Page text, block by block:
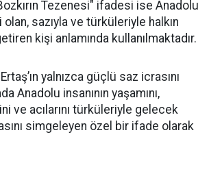
Tezenesi" ifadesi ise Anadolu
olan, sazıyla ve türküleriyle halkın
kişi anlamında kullanılmaktadır.
yalnızca güçlü saz icrasını
Anadolu insanının yaşamını,
ve acılarını türküleriyle gelecek
simgeleyen özel bir ifade olarak